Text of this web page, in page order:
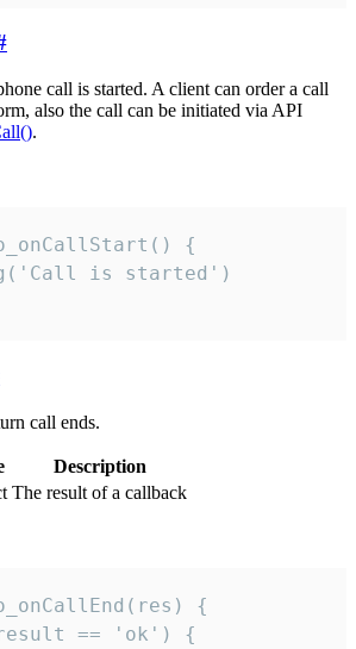
call is started. A client can order a call
also the call can be initiated via API
.
{
is started')
call ends.
Description
The result of a callback
{
== 'ok') {